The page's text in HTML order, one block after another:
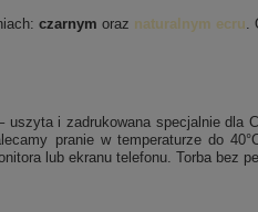
czarnym oraz naturalnym ecru
uszyta i zadrukowana specjalnie
pranie w temperaturze do
lub ekranu telefonu. Torba bez